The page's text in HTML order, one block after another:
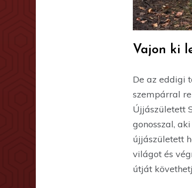
Vajon ki
De az eddigi
szempárral
Újjászületett
gonosszal,
újjászületett
világot és
útját